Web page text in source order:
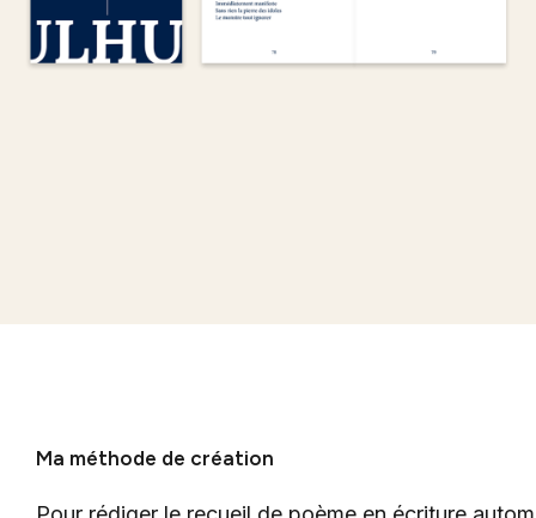
Ma méthode de création